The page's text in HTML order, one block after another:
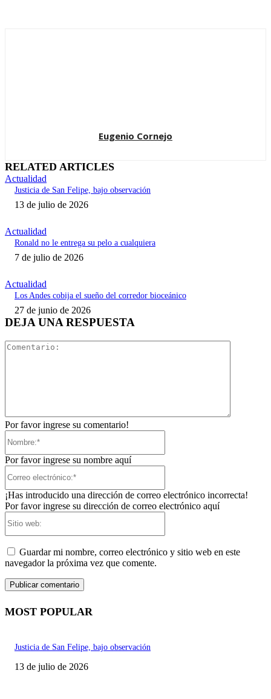
Eugenio Cornejo
RELATED ARTICLES
Actualidad
Justicia de San Felipe, bajo observación
13 de julio de 2026
Actualidad
Ronald no le entrega su pelo a cualquiera
7 de julio de 2026
Actualidad
Los Andes cobija el sueño del corredor bioceánico
27 de junio de 2026
DEJA UNA RESPUESTA
Por favor ingrese su comentario!
Por favor ingrese su nombre aquí
¡Has introducido una dirección de correo electrónico incorrecta!
Por favor ingrese su dirección de correo electrónico aquí
Guardar mi nombre, correo electrónico y sitio web en este
navegador la próxima vez que comente.
MOST POPULAR
Justicia de San Felipe, bajo observación
13 de julio de 2026